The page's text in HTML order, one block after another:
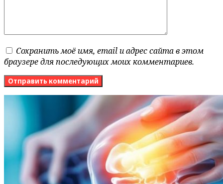
Сохранить моё имя, email и адрес сайта в этом
браузере для последующих моих комментариев.